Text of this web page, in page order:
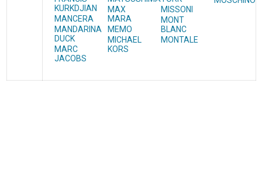
KURKDJIAN
MANCERA
MANDARINA
DUCK
MARC
JACOBS
MAX
MARA
MEMO
MICHAEL
KORS
MISSONI
MONT
BLANC
MONTALE